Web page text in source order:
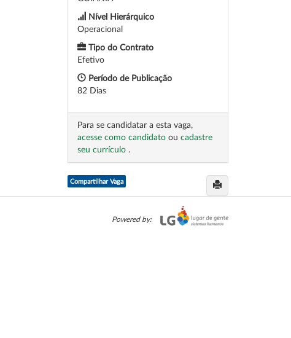
Nível Hierárquico
Operacional
Tipo do Contrato
Efetivo
Período de Publicação
82 Dias
Para se candidatar a esta vaga,
acesse como candidatoou cadastre
seu currículo.
Compartilhar Vaga
Powered by: